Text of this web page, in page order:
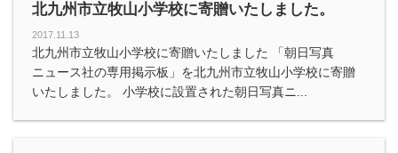
北九州市立牧山小学校に寄贈いたしました。
2017.11.13
北九州市立牧山小学校に寄贈いたしました 「朝日写真
ニュース社の専用掲示板」を北九州市立牧山小学校に寄贈
いたしました。 小学校に設置された朝日写真ニ...